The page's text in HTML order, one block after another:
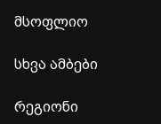
მსოფლიო
სხვა ამბები
რეგიონი